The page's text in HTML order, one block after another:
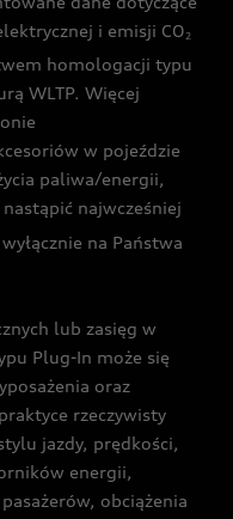
i emisji CO2
homologacji typu
WLTP. Więcej
w pojeździe
paliwa/energii,
najwcześniej
na Państwa
lub zasięg w
Plug-In może się
oraz
rzeczywisty
jazdy, prędkości,
energii,
obciążenia